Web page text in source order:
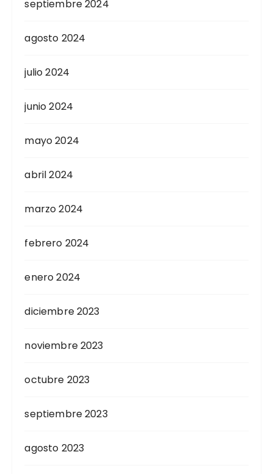
septiembre 2024
agosto 2024
julio 2024
junio 2024
mayo 2024
abril 2024
marzo 2024
febrero 2024
enero 2024
diciembre 2023
noviembre 2023
octubre 2023
septiembre 2023
agosto 2023